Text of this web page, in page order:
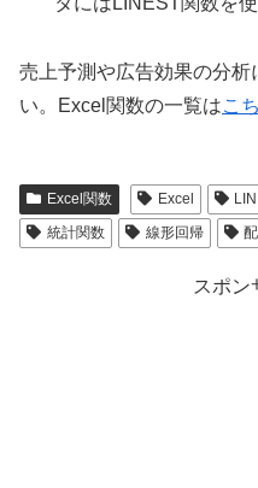
売上予測や広告効果の分析
い。Excel関数の一覧はこ
Excel関数 Excel
統計関数
線形回帰
スポン